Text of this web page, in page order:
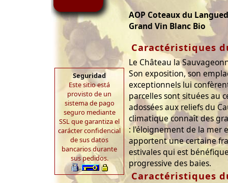
Seguridad
Este sitio está
provisto de un
sistema de pago
seguro mediante
SSL que garantiza el
carácter confidencial
de sus datos
bancarios durante
sus pedidos.
AOP Coteaux du
Grand Vin Blanc Bio
Caractéristiques
Le Château la
Son exposition, son
exceptionnels lui
parcelles sont situées au
adossées aux reliefs du
climatique connaît des
: l'éloignement de la mer
apportent une certaine
estivales qui est
progressive des baies.
Caractéristiques